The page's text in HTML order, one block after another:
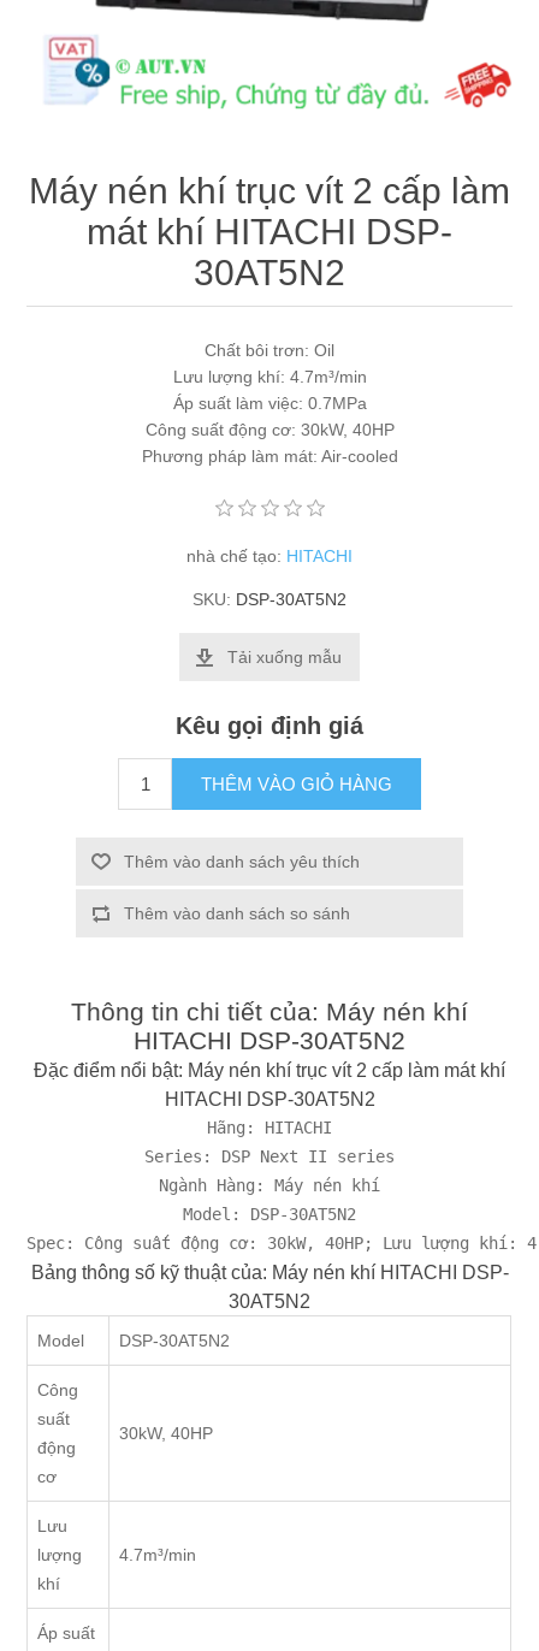
Máy tính công nghiệp
Động cơ servo 2 phase
Động cơ bước 2 phase
Chưa Phân Loại
Phụ Kiện Siemens
Máy nén khí trục vít 2 cấp làm
mát khí HITACHI DSP-
30AT5N2
Chất bôi trơn: Oil
Lưu lượng khí: 4.7m³/min
Áp suất làm việc: 0.7MPa
Công suất động cơ: 30kW, 40HP
Phương pháp làm mát: Air-cooled
nhà chế tạo: HITACHI
SKU: DSP-30AT5N2
Tải xuống mẫu
Kêu gọi định giá
THÊM VÀO GIỎ HÀNG
Thêm vào danh sách yêu thích
Thêm vào danh sách so sánh
Thông tin chi tiết của: Máy nén khí
HITACHI DSP-30AT5N2
Đặc điểm nổi bật: Máy nén khí trục vít 2 cấp làm mát khí
HITACHI DSP-30AT5N2
Hãng: HITACHI
Series: DSP Next II series
Ngành Hàng: Máy nén khí
Model: DSP-30AT5N2
Spec: Công suất động cơ: 30kW, 40HP; Lưu lượng
Bảng thông số kỹ thuật của: Máy nén khí HITACHI DSP-
30AT5N2
Model DSP-30AT5N2
Công
suất
động
cơ
30kW, 40HP
Lưu
lượng
khí
4.7m³/min
Áp suất